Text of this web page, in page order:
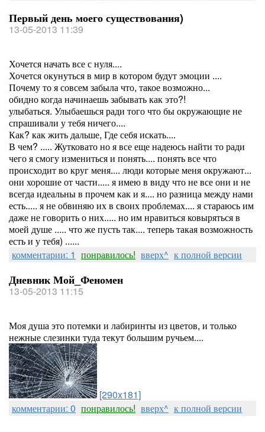
Первый день моего существования)
13-05-2013 11:39
Хочется начать все с нуля....
Хочется окунуться в мир в котором будут эмоции ....
Почему то я совсем забыла что, такое возможно...
обидно когда начинаешь забывать как это?!
улыбаться. Улыбаешься ради того что бы окружающие не
спрашивали у тебя ничего....
Как? как жить дальше, Где себя искать....
В чем? ..... Жутковато но я все еще надеюсь найти то ради
чего я смогу измениться и понять.... понять все что
происходит во круг меня.... люди которые меня окружают...
они хорошие от части..... я имею в виду что не все они и не
всегда идеальны в прочем как и я.... но разница между нами
есть..... я не обвиняю их в своих проблемах.... я стараюсь им
даже не говорить о них..... но им нравиться ковыряться в
моей душе ..... что же пусть так.... теперь такая возможность
есть и у тебя) ......
комментарии: 1 понравилось! вверх^ к полной версии
Дневник Мой_Феномен
13-05-2013 11:15
Моя душа это потемки и лабиринты из цветов, и только
нежные слезинки туда текут большим ручьем....
[290x181]
комментарии: 0 понравилось! вверх^ к полной версии